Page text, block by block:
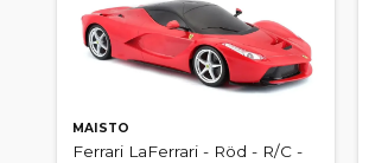
MAISTO
Ferrari LaFerrari - Röd - R/C -